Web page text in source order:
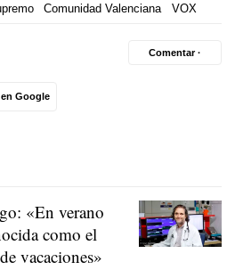
Comunidad Valenciana VOX
Google
Comentar ·
«En verano
como el
vacaciones»